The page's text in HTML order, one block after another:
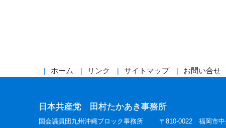
ホーム リンク サイトマップ お問い合せ
日本共産党 田村たかあき事務所
国会議員団九州沖縄ブロック事務所 〒810-0022 福岡市